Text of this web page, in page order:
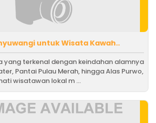
untuk Wisata Kawah..
yang terkenal dengan keindahan alamnya
Pantai Pulau Merah, hingga Alas Purwo,
wisatawan lokal m ...